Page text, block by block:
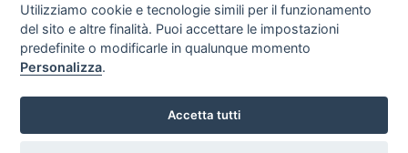
Privacy
policy
Avviso
legale
Scrivici
Preferenze cookie
Copyright © 2008
SVILUPPO TURISMO ITALIA S.r.L. unipersonale
Utilizziamo cookie e tecnologie simili per il funzionamento
del sito e altre finalità. Puoi accettare le impostazioni
predefinite o modificarle in qualunque momento
Personalizza.
Accetta tutti